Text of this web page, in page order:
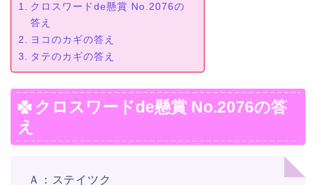
クロスワードde懸賞 No.2076の
答え
ヨコのカギの答え
タテのカギの答え
クロスワードde懸賞 No.2076の答
え
Ａ：ステイツク